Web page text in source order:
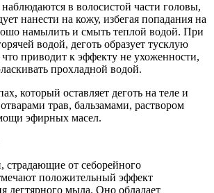
в волосистой части головы,
нанести на кожу, избегая попадания на
намылить и смыть теплой водой. При
водой, деготь образует тусклую
приводит к эффекту не ухоженности,
прохладной водой.
который оставляет деготь на теле и
трав, бальзамами, раствором
эфирных масел.
от себорейного
положительный эффект
дегтярного мыла. Оно обладает